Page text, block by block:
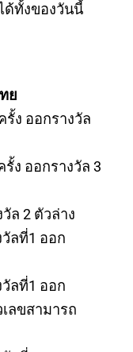
ด้ทั้งของวันนี้
ย
ง ออกรางวัล
ง ออกรางวัล 3
ล 2 ตัวล่าง
ลที่1 ออก
ลที่1 ออก
ลขสามารถ